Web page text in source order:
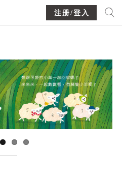
注册/登入